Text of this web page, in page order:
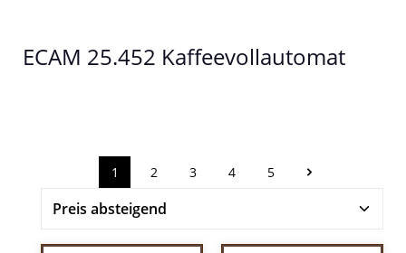
ECAM 25.452 Kaffeevollautomat
Seite
1 Seite
2 Seite
3 Seite
4 Seite
5